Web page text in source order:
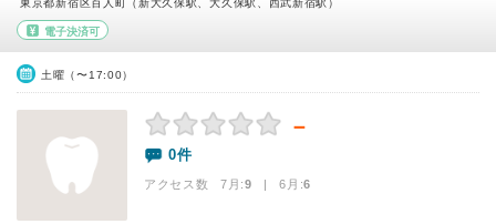
東京都新宿区百人町（新大久保駅、大久保駅、西武新宿駅）
電子決済可
土曜（〜17:00）
－
0件
アクセス数 7月:9 | 6月:6